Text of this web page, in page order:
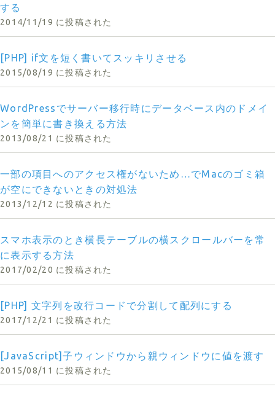
する
2014/11/19 に投稿された
[PHP] if文を短く書いてスッキリさせる
2015/08/19 に投稿された
WordPressでサーバー移行時にデータベース内のドメイ
ンを簡単に書き換える方法
2013/08/21 に投稿された
一部の項目へのアクセス権がないため…でMacのゴミ箱
が空にできないときの対処法
2013/12/12 に投稿された
スマホ表示のとき横長テーブルの横スクロールバーを常
に表示する方法
2017/02/20 に投稿された
[PHP] 文字列を改行コードで分割して配列にする
2017/12/21 に投稿された
[JavaScript]子ウィンドウから親ウィンドウに値を渡す
2015/08/11 に投稿された